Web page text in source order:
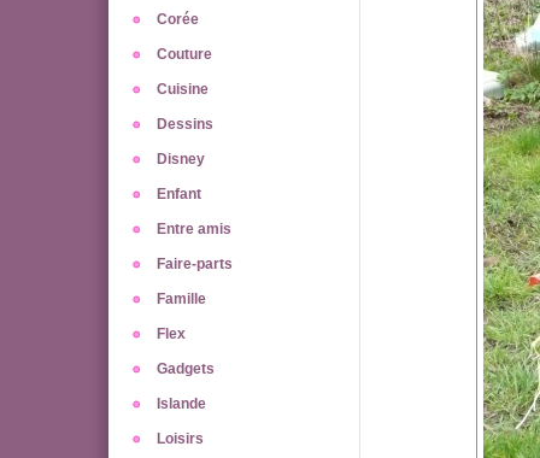
Corée
Couture
Cuisine
Dessins
Disney
Enfant
Entre amis
Faire-parts
Famille
Flex
Gadgets
Islande
Loisirs